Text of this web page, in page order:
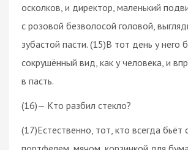
осколков, и директор, маленький
с розовой безволосой головой,
зубастой пасти. (15)В тот день у него
сокрушённый вид, как у человека, и
в пасть.
(16)— Кто разбил стекло?
(17)Естественно, тот, кто всегда бьёт